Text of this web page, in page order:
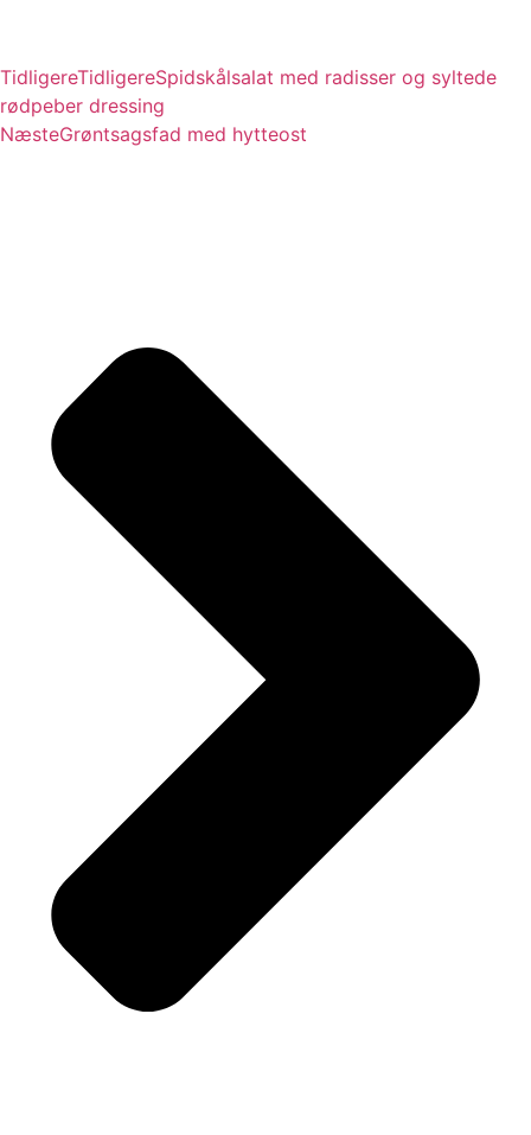
TidligereTidligereSpidskålsalat med radisser og syltede
rødpeber dressing
NæsteGrøntsagsfad med hytteost